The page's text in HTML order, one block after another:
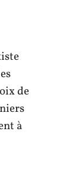
de
à